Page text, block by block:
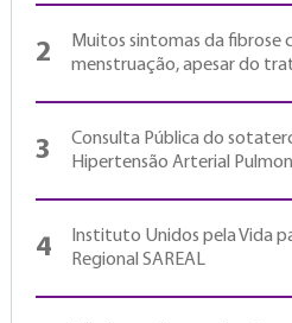
2
Muitos sintomas da fibrose
menstruação, apesar do
3
Consulta Pública do
Hipertensão Arterial
4
Instituto Unidos pela Vida
Regional SAREAL